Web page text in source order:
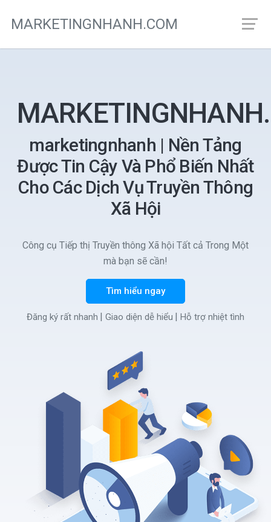
MARKETINGNHANH.COM
marketingnhanh | Nền Tảng
Được Tin Cậy Và Phổ Biến Nhất
Cho Các Dịch Vụ Truyền Thông
Xã Hội
Công cụ Tiếp thị Truyền thông Xã hội Tất cả Trong Một
mà bạn sẽ cần!
Tìm hiểu ngay
Đăng ký rất nhanh Giao diện dễ hiểu Hỗ trợ nhiệt tình